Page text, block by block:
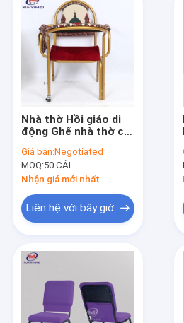
Nhà thờ Hồi giáo di
động Ghế nhà thờ có
nhau cho Thánh địa
nhà thờ
Giá bán:Negotiated
MOQ:50 CÁI
Nhận giá mới nhất
Liên hệ với bây giờ